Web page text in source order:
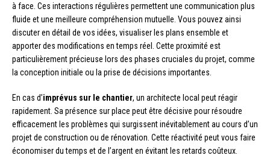
à face. Ces interactions régulières permettent une communication plus
fluide et une meilleure compréhension mutuelle. Vous pouvez ainsi
discuter en détail de vos idées, visualiser les plans ensemble et
apporter des modifications en temps réel. Cette proximité est
particulièrement précieuse lors des phases cruciales du projet, comme
la conception initiale ou la prise de décisions importantes.
En cas d’imprévus sur le chantier, un architecte local peut réagir
rapidement. Sa présence sur place peut être décisive pour résoudre
efficacement les problèmes qui surgissent inévitablement au cours d’un
projet de construction ou de rénovation. Cette réactivité peut vous faire
économiser du temps et de l’argent en évitant les retards coûteux.